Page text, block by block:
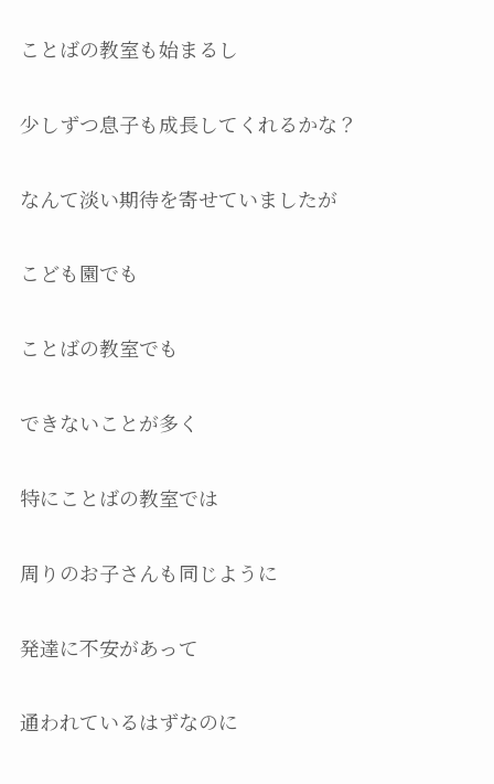
ことばの教室も始まるし
少しずつ息子も成長してくれるかな？
なんて淡い期待を寄せていましたが
こども園でも
ことばの教室でも
できないことが多く
特にことばの教室では
周りのお子さんも同じように
発達に不安があって
通われているはずなのに